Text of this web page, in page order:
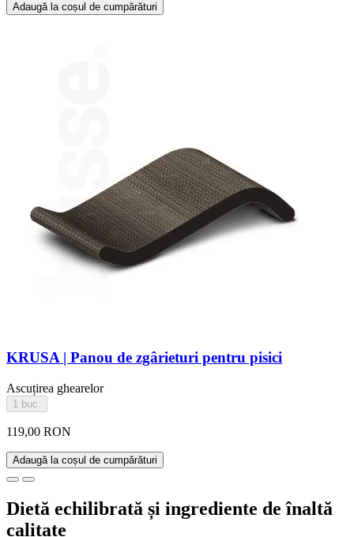
Adaugă la coșul de cumpărături
KRUSA | Panou de zgârieturi pentru pisici
Ascuțirea ghearelor
1 buc.
119,00 RON
Adaugă la coșul de cumpărături
Dietă echilibrată și ingrediente de înaltă
calitate